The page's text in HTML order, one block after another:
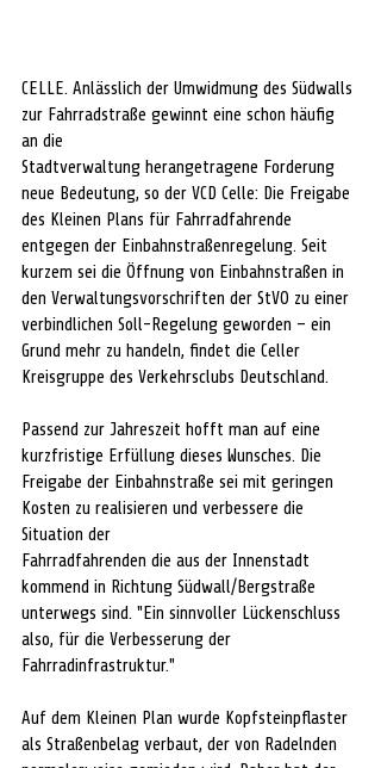
CELLE. Anlässlich der Umwidmung des Südwalls
zur Fahrradstraße gewinnt eine schon häufig
an die
Stadtverwaltung herangetragene Forderung
neue Bedeutung, so der VCD Celle: Die Freigabe
des Kleinen Plans für Fahrradfahrende
entgegen der Einbahnstraßenregelung. Seit
kurzem sei die Öffnung von Einbahnstraßen in
den Verwaltungsvorschriften der StVO zu einer
verbindlichen Soll-Regelung geworden – ein
Grund mehr zu handeln, findet die Celler
Kreisgruppe des Verkehrsclubs Deutschland.
Passend zur Jahreszeit hofft man auf eine
kurzfristige Erfüllung dieses Wunsches. Die
Freigabe der Einbahnstraße sei mit geringen
Kosten zu realisieren und verbessere die
Situation der
Fahrradfahrenden die aus der Innenstadt
kommend in Richtung Südwall/Bergstraße
unterwegs sind. "Ein sinnvoller Lückenschluss
also, für die Verbesserung der
Fahrradinfrastruktur."
Auf dem Kleinen Plan wurde Kopfsteinpflaster
als Straßenbelag verbaut, der von Radelnden